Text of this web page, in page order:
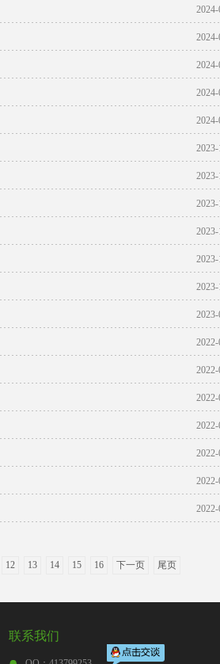
2023-
2023-
2022-
2022-
12 13 14 15 16 下一页 尾页
联系我们